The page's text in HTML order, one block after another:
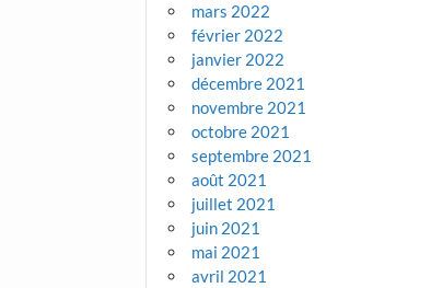
mars 2022
février 2022
janvier 2022
décembre 2021
novembre 2021
octobre 2021
septembre 2021
août 2021
juillet 2021
juin 2021
mai 2021
avril 2021